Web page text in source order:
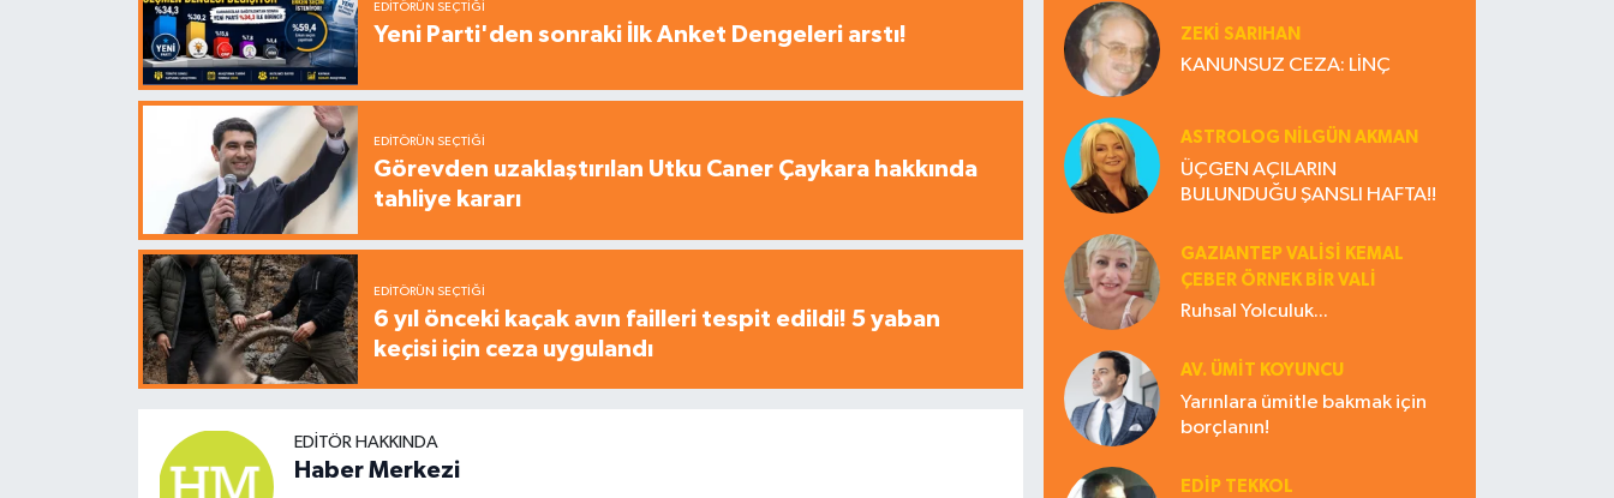
EDITÖRÜN SEÇTIĞI
Yeni Parti'den sonraki İlk Anket Dengeleri arstı!
EDITÖRÜN SEÇTIĞI
Görevden uzaklaştırılan Utku Caner Çaykara hakkında
tahliye kararı
EDITÖRÜN SEÇTIĞI
6 yıl önceki kaçak avın failleri tespit edildi! 5 yaban
keçisi için ceza uygulandı
EDITÖR HAKKINDA
Haber Merkezi
ZEKI SARIHAN
KANUNSUZ CEZA: LİNÇ
ASTROLOG NILGÜN AKMAN
ÜÇGEN AÇILARIN
BULUNDUĞU ŞANSLI HAFTA!!
GAZIANTEP VALISI KEMAL
ÇEBER ÖRNEK BİR VALİ
Ruhsal Yolculuk...
AV. ÜMIT KOYUNCU
Yarınlara ümitle bakmak için
borçlanın!
EDIP TEKKOL